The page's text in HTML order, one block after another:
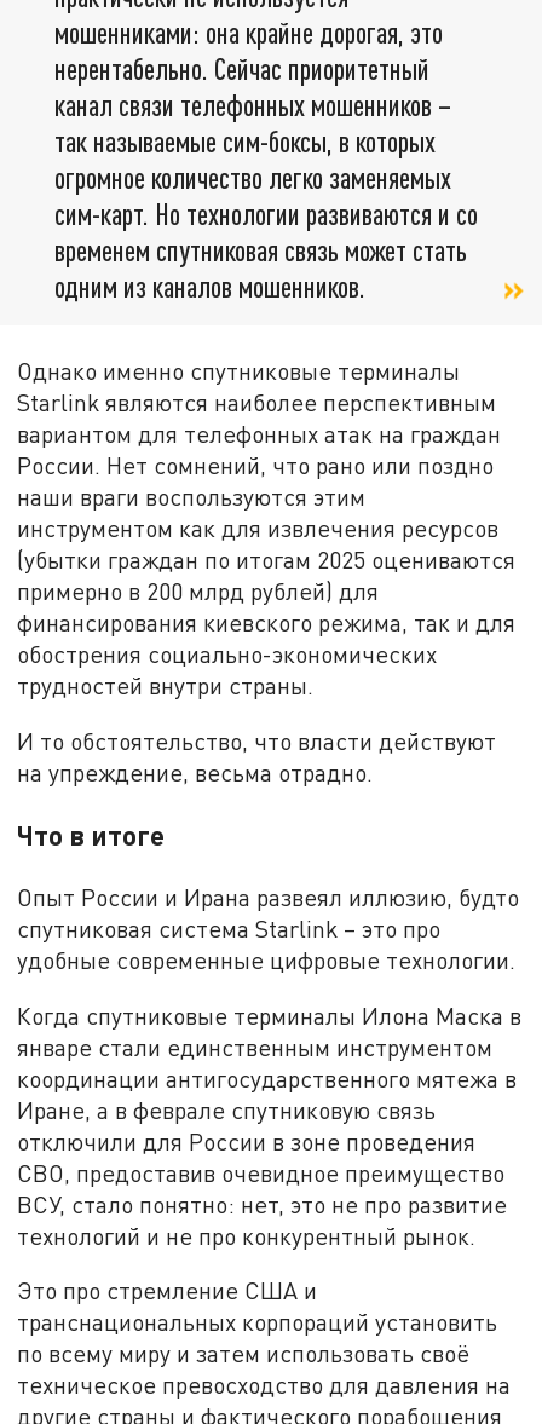
мошенниками: она крайне дорогая, это
нерентабельно. Сейчас приоритетный
канал связи телефонных мошенников –
так называемые сим-боксы, в которых
огромное количество легко заменяемых
сим-карт. Но технологии развиваются и со
временем спутниковая связь может стать
одним из каналов мошенников.
Однако именно спутниковые терминалы
Starlink являются наиболее перспективным
вариантом для телефонных атак на граждан
России. Нет сомнений, что рано или поздно
наши враги воспользуются этим
инструментом как для извлечения ресурсов
(убытки граждан по итогам 2025 оцениваются
примерно в 200 млрд рублей) для
финансирования киевского режима, так и для
обострения социально-экономических
трудностей внутри страны.
И то обстоятельство, что власти действуют
на упреждение, весьма отрадно.
Что в итоге
Опыт России и Ирана развеял иллюзию, будто
спутниковая система Starlink – это про
удобные современные цифровые технологии.
Когда спутниковые терминалы Илона Маска в
январе стали единственным инструментом
координации антигосударственного мятежа в
Иране, а в феврале спутниковую связь
отключили для России в зоне проведения
СВО, предоставив очевидное преимущество
ВСУ, стало понятно: нет, это не про развитие
технологий и не про конкурентный рынок.
Это про стремление США и
транснациональных корпораций установить
по всему миру и затем использовать своё
техническое превосходство для давления на
другие страны и фактического порабощения